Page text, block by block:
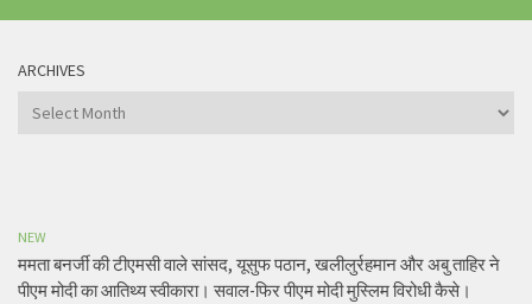
ARCHIVES
Archives
NEW
ममता बनर्जी की टीएमसी वाले सांसद, यूसुफ पठान, खलीलुर्रहमान और अबु ताहिर ने
पीएम मोदी का आतिथ्य स्वीकारा। सवाल-फिर पीएम मोदी मुस्लिम विरोधी कैसे।